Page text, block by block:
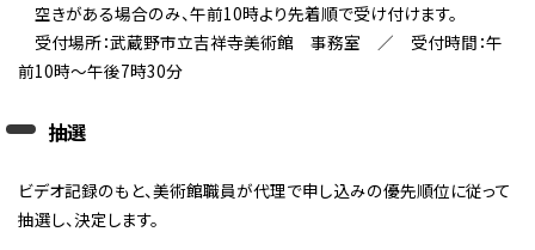
空きがある場合のみ、午前10時より先着順で受け付けます。
受付場所：武蔵野市立吉祥寺美術館 事務室 ／ 受付時間：午
前10時～午後7時30分
抽選
ビデオ記録のもと、美術館職員が代理で申し込みの優先順位に従って
抽選し、決定します。